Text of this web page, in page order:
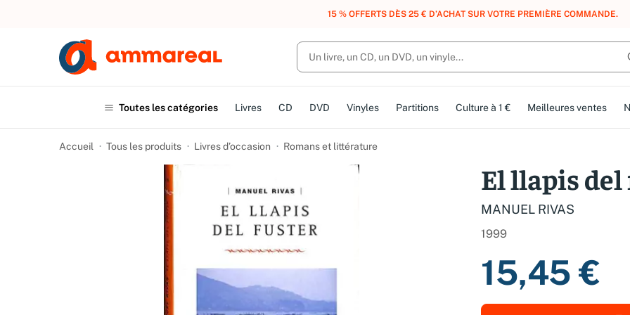
UN ACHAT, DES POINTS, DES RÉCOMPENSES :REJOIGNEZ GRATUITEMENT LE CLUB
Toutes les catégories Livres CD DVD Vinyles Partitions Culture à 1 € Meilleures ventes
Accueil Tous les produits Livres d’occasion Romans et littérature
El llapis
MANUEL RIVAS
1999
15,45 €